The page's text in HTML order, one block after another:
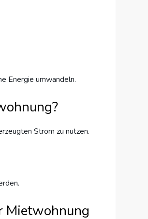
Energie umwandeln.
Strom zu nutzen.
Mietwohnung